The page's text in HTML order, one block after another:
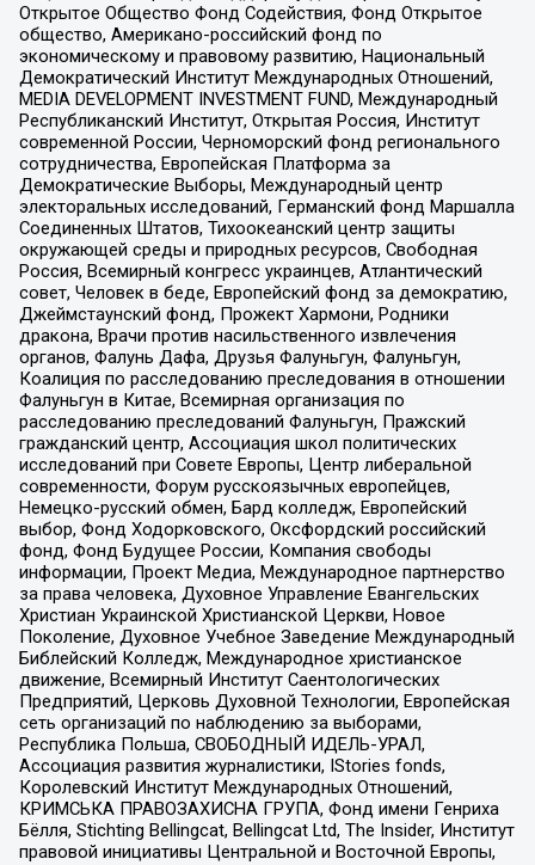
Открытое Общество Фонд Содействия, Фонд Открытое
общество, Американо-российский фонд по
экономическому и правовому развитию, Национальный
Демократический Институт Международных Отношений,
MEDIA DEVELOPMENT INVESTMENT FUND, Международный
Республиканский Институт, Открытая Россия, Институт
современной России, Черноморский фонд регионального
сотрудничества, Европейская Платформа за
Демократические Выборы, Международный центр
электоральных исследований, Германский фонд Маршалла
Соединенных Штатов, Тихоокеанский центр защиты
окружающей среды и природных ресурсов, Свободная
Россия, Всемирный конгресс украинцев, Атлантический
совет, Человек в беде, Европейский фонд за демократию,
Джеймстаунский фонд, Прожект Хармони, Родники
дракона, Врачи против насильственного извлечения
органов, Фалунь Дафа, Друзья Фалуньгун, Фалуньгун,
Коалиция по расследованию преследования в отношении
Фалуньгун в Китае, Всемирная организация по
расследованию преследований Фалуньгун, Пражский
гражданский центр, Ассоциация школ политических
исследований при Совете Европы, Центр либеральной
современности, Форум русскоязычных европейцев,
Немецко-русский обмен, Бард колледж, Европейский
выбор, Фонд Ходорковского, Оксфордский российский
фонд, Фонд Будущее России, Компания свободы
информации, Проект Медиа, Международное партнерство
за права человека, Духовное Управление Евангельских
Христиан Украинской Христианской Церкви, Новое
Поколение, Духовное Учебное Заведение Международный
Библейский Колледж, Международное христианское
движение, Всемирный Институт Саентологических
Предприятий, Церковь Духовной Технологии, Европейская
сеть организаций по наблюдению за выборами,
Республика Польша, СВОБОДНЫЙ ИДЕЛЬ-УРАЛ,
Ассоциация развития журналистики, IStories fonds,
Королевский Институт Международных Отношений,
КРИМСЬКА ПРАВОЗАХИСНА ГРУПА, Фонд имени Генриха
Бёлля, Stichting Bellingcat, Bellingcat Ltd, The Insider, Институт
правовой инициативы Центральной и Восточной Европы,